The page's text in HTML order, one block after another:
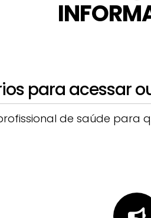
para acessar
de saúde para